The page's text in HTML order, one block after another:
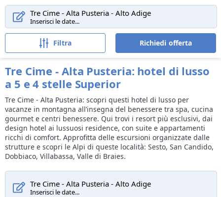
Destinazioni Sport e tempo libero Offerte
Tre Cime - Alta Pusteria: hotel di lusso
a 5 e 4 stelle Superior
Tre Cime - Alta Pusteria: scopri questi hotel di lusso per
vacanze in montagna all’insegna del benessere tra spa, cucina
gourmet e centri benessere. Qui trovi i resort più esclusivi, dai
design hotel ai lussuosi residence, con suite e appartamenti
ricchi di comfort. Approfitta delle escursioni organizzate dalle
strutture e scopri le Alpi di queste località: Sesto, San Candido,
Dobbiaco, Villabassa, Valle di Braies.
Tre Cime - Alta Pusteria - Alto Adige
Inserisci le date...
Tre Cime - Alta Pusteria - Alto Adige
Inserisci le date...
Filtra Richiedi offerta